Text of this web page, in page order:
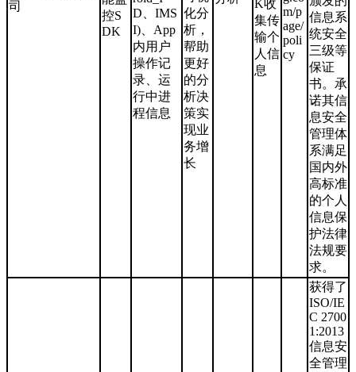
司
控S
DK
D、IMS
I)、App
内用户
操作记
录、运
行中进
程信息
化分
析，
帮助
更好
的分
析决
策实
现业
务增
长
K收
集传
输个
人信
息
m/p
age/
poli
cy
信息系
统安全
三级等
保证
书。承
诺其信
息安全
管理体
系满足
国内外
高标准
的个人
信息保
护法律
法规要
求。
获得了
ISO/IE
C 2700
1:2013
信息安
全管理